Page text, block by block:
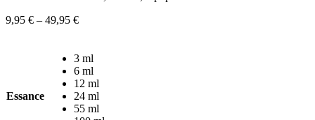
9,95 € – 49,95 €
Essance
3 ml
6 ml
12 ml
24 ml
55 ml